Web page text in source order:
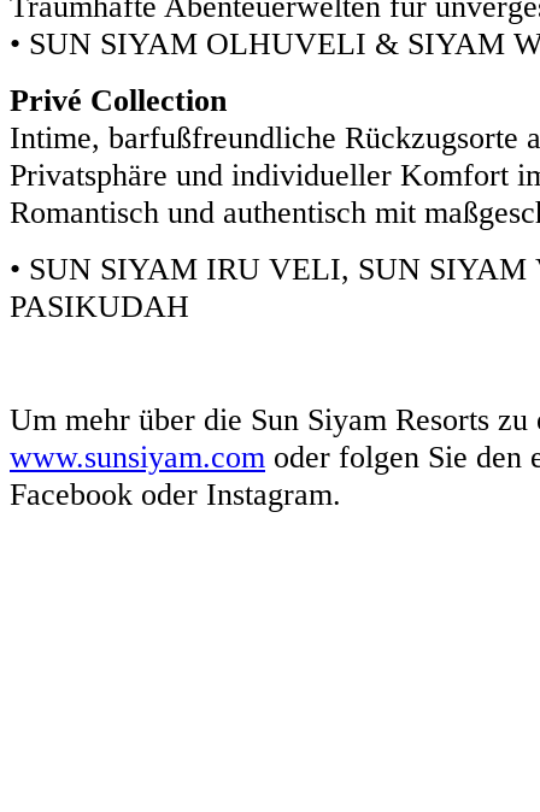
• SUN SIYAM OLHUVELI & SIYAM
Privé Collection
Intime, barfußfreundliche Rückzugsorte
Privatsphäre und individueller Komfort
Romantisch und authentisch mit
• SUN SIYAM IRU VELI, SUN
PASIKUDAH
Um mehr über die Sun Siyam Resorts zu
www.sunsiyam.com oder folgen Sie den
Facebook oder Instagram.